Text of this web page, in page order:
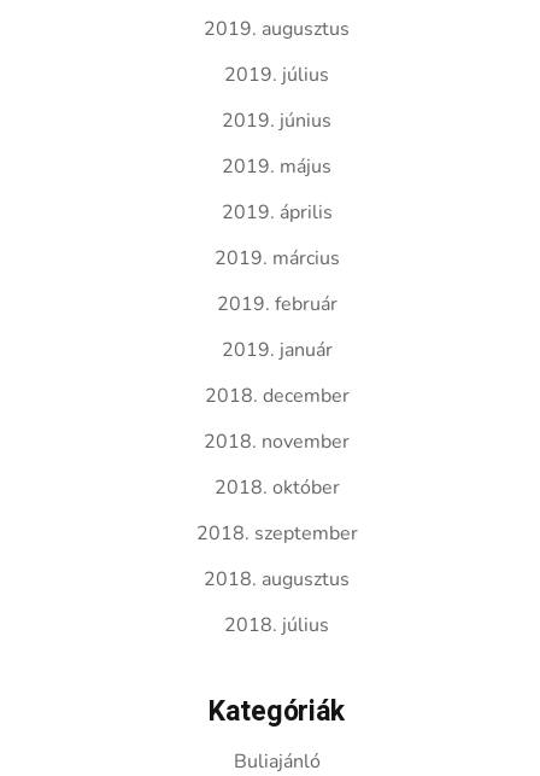
2019. augusztus
2019. július
2019. június
2019. május
2019. április
2019. március
2019. február
2019. január
2018. december
2018. november
2018. október
2018. szeptember
2018. augusztus
2018. július
Kategóriák
Buliajánló